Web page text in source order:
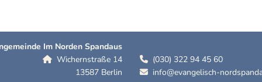
Im Norden Spandaus
 Wichernstraße 14
13587 Berlin
 (030) 322 94 45 60
 info@evangelisch-